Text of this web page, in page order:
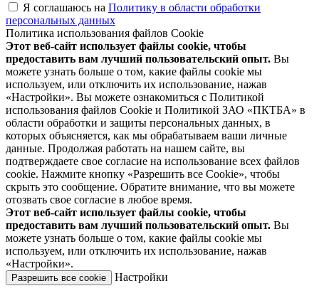
Я соглашаюсь на Политику в области обработки
персональных данных
Политика использования файлов Cookie
Этот веб-сайт использует файлы cookie, чтобы
предоставить вам лучший пользовательский опыт. Вы
можете узнать больше о том, какие файлы cookie мы
используем, или отключить их использование, нажав
«Настройки». Вы можете ознакомиться с Политикой
использования файлов Cookie и Политикой ЗАО «ПКТБА» в
области обработки и защиты персональных данных, в
которых объясняется, как мы обрабатываем ваши личные
данные. Продолжая работать на нашем сайте, вы
подтверждаете свое согласие на использование всех файлов
cookie. Нажмите кнопку «Разрешить все Cookie», чтобы
скрыть это сообщение. Обратите внимание, что вы можете
отозвать свое согласие в любое время.
Этот веб-сайт использует файлы cookie, чтобы
предоставить вам лучший пользовательский опыт. Вы
можете узнать больше о том, какие файлы cookie мы
используем, или отключить их использование, нажав
«Настройки».
Разрешить все cookie Настройки